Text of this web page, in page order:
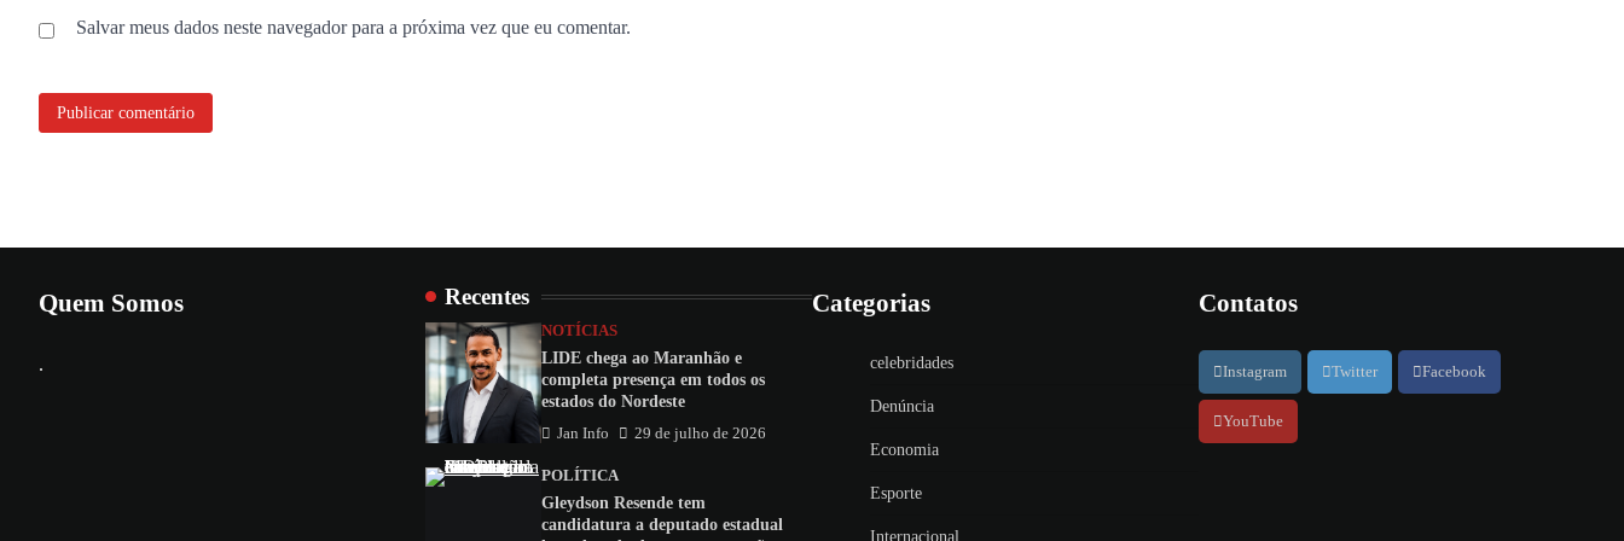
Salvar meus dados neste navegador para a próxima vez que eu comentar.
Quem Somos
.
Recentes
NOTÍCIAS
LIDE chega ao Maranhão e
completa presença em todos os
estados do Nordeste
Jan Info 29 de julho de 2026
POLÍTICA
Gleydson Resende tem
candidatura a deputado estadual
Categorias
celebridades
Denúncia
Economia
Esporte
Internacional
Contatos
Instagram Twitter Facebook
YouTube